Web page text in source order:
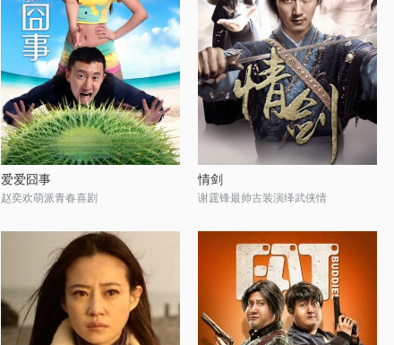
爱爱囧事
赵奕欢萌派青春喜剧
情剑
谢霆锋最帅古装演绎武侠情